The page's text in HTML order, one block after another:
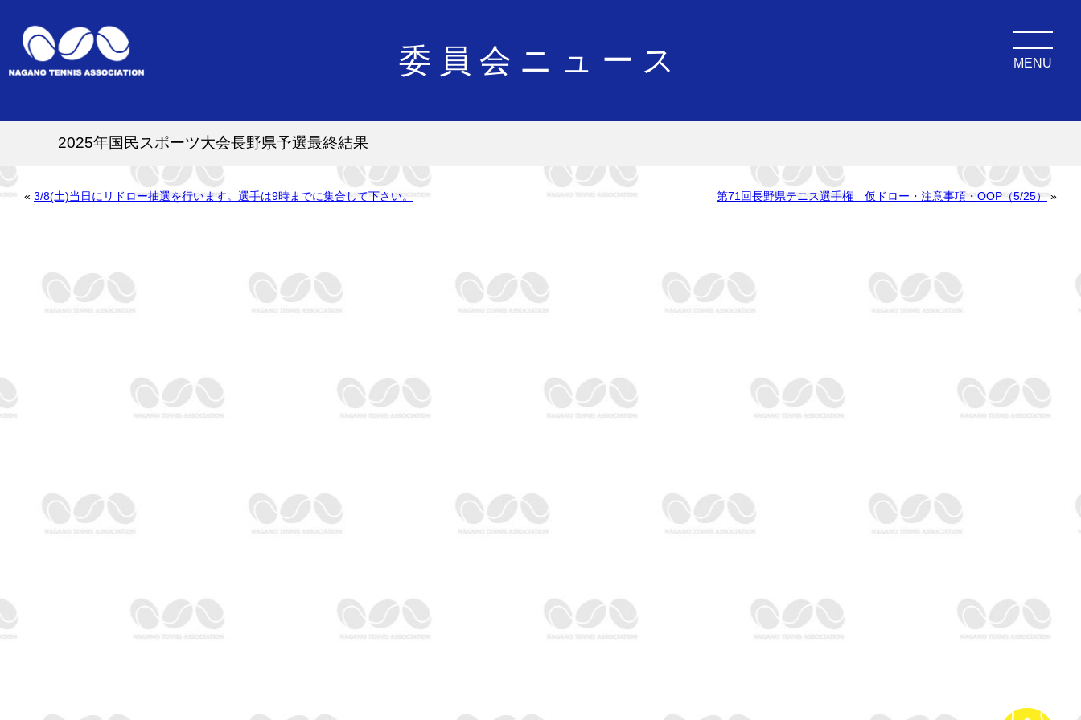
委員会ニュース MENU
2025年国民スポーツ大会長野県予選最終結果
« 3/8(土)当日にリドロー抽選を行います。選手は9時までに集合して下さい。 第71回長野県テニス選手権 仮ドロー・注意事項・OOP（5/25） »